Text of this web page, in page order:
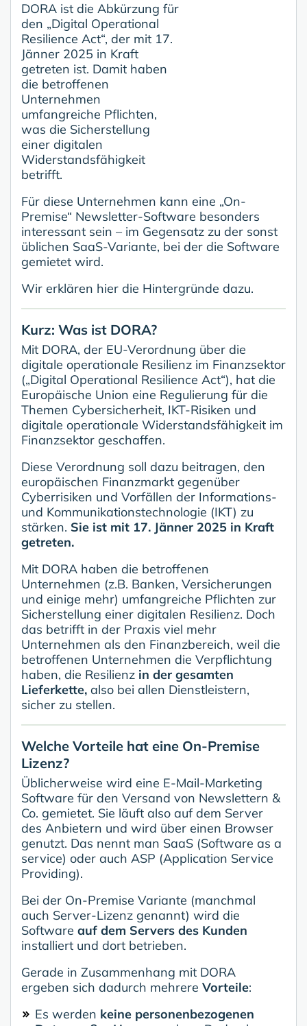
DORA ist die Abkürzung für
den „Digital Operational
Resilience Act“, der mit 17.
Jänner 2025 in Kraft
getreten ist. Damit haben
die betroffenen
Unternehmen
umfangreiche Pflichten,
was die Sicherstellung
einer digitalen
Widerstandsfähigkeit
betrifft.
Für diese Unternehmen kann eine „On-
Premise“ Newsletter-Software besonders
interessant sein – im Gegensatz zu der sonst
üblichen SaaS-Variante, bei der die Software
gemietet wird.
Wir erklären hier die Hintergründe dazu.
Kurz: Was ist DORA?
Mit DORA, der EU-Verordnung über die
digitale operationale Resilienz im Finanzsektor
(„Digital Operational Resilience Act“), hat die
Europäische Union eine Regulierung für die
Themen Cybersicherheit, IKT-Risiken und
digitale operationale Widerstandsfähigkeit im
Finanzsektor geschaffen.
Diese Verordnung soll dazu beitragen, den
europäischen Finanzmarkt gegenüber
Cyberrisiken und Vorfällen der Informations-
und Kommunikationstechnologie (IKT) zu
stärken. Sie ist mit 17. Jänner 2025 in Kraft
getreten.
Mit DORA haben die betroffenen
Unternehmen (z.B. Banken, Versicherungen
und einige mehr) umfangreiche Pflichten zur
Sicherstellung einer digitalen Resilienz. Doch
das betrifft in der Praxis viel mehr
Unternehmen als den Finanzbereich, weil die
betroffenen Unternehmen die Verpflichtung
haben, die Resilienz in der gesamten
Lieferkette, also bei allen Dienstleistern,
sicher zu stellen.
Welche Vorteile hat eine On-Premise
Lizenz?
Üblicherweise wird eine E-Mail-Marketing
Software für den Versand von Newslettern &
Co. gemietet. Sie läuft also auf dem Server
des Anbietern und wird über einen Browser
genutzt. Das nennt man SaaS (Software as a
service) oder auch ASP (Application Service
Providing).
Bei der On-Premise Variante (manchmal
auch Server-Lizenz genannt) wird die
Software auf dem Servers des Kunden
installiert und dort betrieben.
Gerade in Zusammenhang mit DORA
ergeben sich dadurch mehrere Vorteile:
Es werden keine personenbezogenen